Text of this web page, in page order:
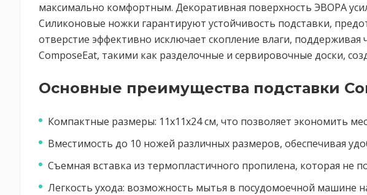
максимально комфортным. Декоративная поверхность ЭВОРА
Силиконовые ножки гарантируют устойчивость подставки,
отверстие эффективно исключает скопление влаги, поддерживая
ComposeEat, такими как разделочные и сервировочные доски,
Основные преимущества подставки
Компактные размеры: 11х11х24 см, что позволяет экономить
Вместимость до 10 ножей различных размеров, обеспечивая
Съемная вставка из термопластичного пропилена, которая не
Легкость ухода: возможность мытья в посудомоечной машине